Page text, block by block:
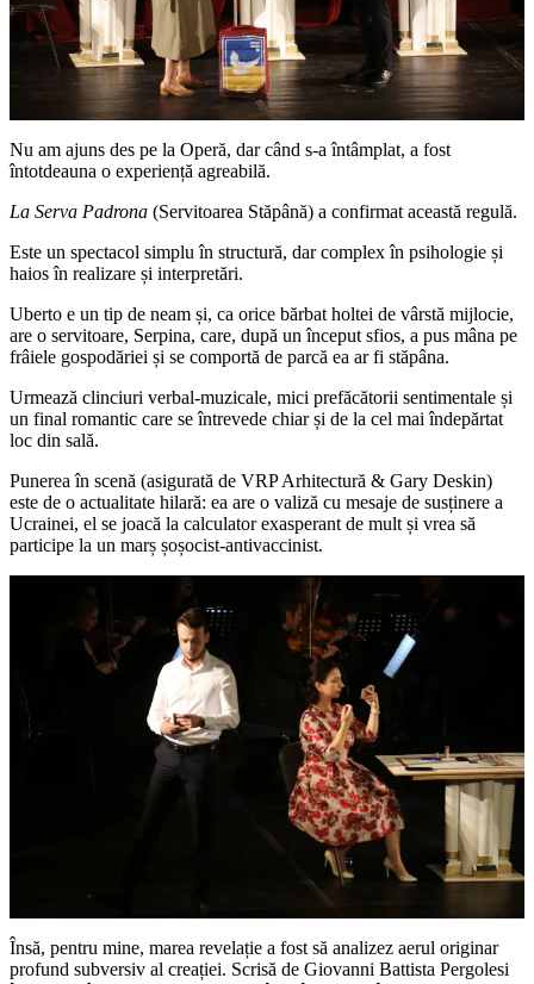
Nu am ajuns des pe la Operă, dar când s-a întâmplat, a fost
întotdeauna o experiență agreabilă.
La Serva Padrona (Servitoarea Stăpână) a confirmat această regulă.
Este un spectacol simplu în structură, dar complex în psihologie și
haios în realizare și interpretări.
Uberto e un tip de neam și, ca orice bărbat holtei de vârstă mijlocie,
are o servitoare, Serpina, care, după un început sfios, a pus mâna pe
frâiele gospodăriei și se comportă de parcă ea ar fi stăpâna.
Urmează clinciuri verbal-muzicale, mici prefăcătorii sentimentale și
un final romantic care se întrevede chiar și de la cel mai îndepărtat
loc din sală.
Punerea în scenă (asigurată de VRP Arhitectură & Gary Deskin)
este de o actualitate hilară: ea are o valiză cu mesaje de susținere a
Ucrainei, el se joacă la calculator exasperant de mult și vrea să
participe la un marș șoșocist-antivaccinist.
Însă, pentru mine, marea revelație a fost să analizez aerul originar
profund subversiv al creației. Scrisă de Giovanni Battista Pergolesi